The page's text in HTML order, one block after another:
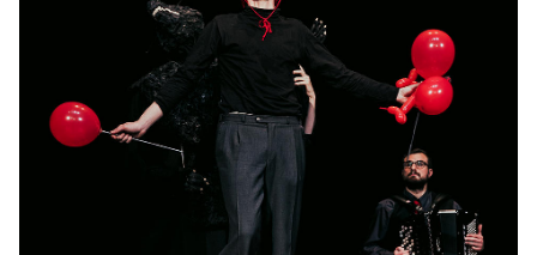
Wolf oder Rotkäppchens
Entscheidung aus dem Bauch heraus-
Mi.
Mi. 16.12.2026
16:00–17:00 Uhr
Tickets